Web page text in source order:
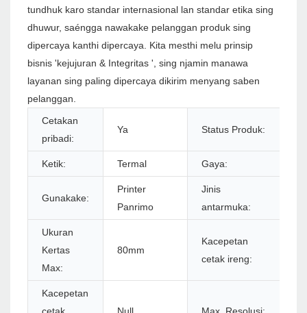
tundhuk karo standar internasional lan standar etika sing
dhuwur, saéngga nawakake pelanggan produk sing
dipercaya kanthi dipercaya. Kita mesthi melu prinsip
bisnis 'kejujuran & Integritas ', sing njamin manawa
layanan sing paling dipercaya dikirim menyang saben
pelanggan.
Cetakan
pribadi:
Ya Status Produk:
Ketik: Termal Gaya:
Gunakake:
Printer
Panrimo
Jinis
antarmuka:
Ukuran
Kertas
Max:
80mm
Kacepetan
cetak ireng:
Kacepetan